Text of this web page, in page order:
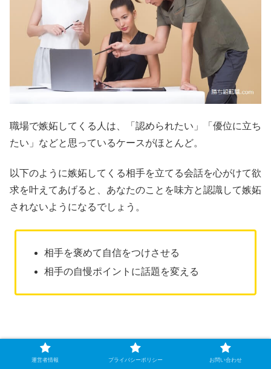
職場で嫉妬してくる人は、「認められたい」「優位に立ち
たい」などと思っているケースがほとんど。
以下のように嫉妬してくる相手を立てる会話を心がけて欲
求を叶えてあげると、あなたのことを味方と認識して嫉妬
されないようになるでしょう。
相手を褒めて自信をつけさせる
相手の自慢ポイントに話題を変える
嫉妬してくる人を立てるには、人間関係や仕事などでメリ
ットのあることをしてあげるのも効果的。
運営者情報 プライバシーポリシー お問い合わせ